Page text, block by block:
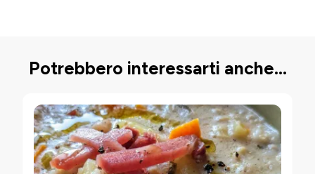
Potrebbero interessarti anche...